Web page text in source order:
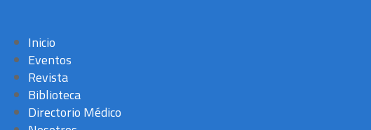
Inicio
Eventos
Revista
Biblioteca
Directorio Médico